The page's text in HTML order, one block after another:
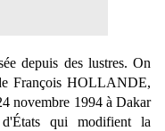
depuis des lustres. On
François HOLLANDE,
novembre 1994 à Dakar
qui modifient la